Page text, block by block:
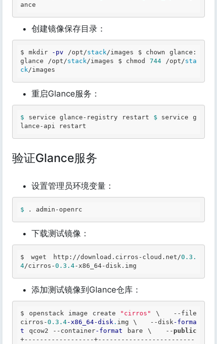
ance
创建镜像保存目录：
$ mkdir -pv /opt/stack/images $ chown glance:
glance /opt/stack/images $ chmod 744 /opt/sta
ck/images
重启Glance服务：
$ service glance-registry restart $ service g
lance-api restart
验证Glance服务
设置管理员环境变量：
$ . admin-openrc
下载测试镜像：
$ wget http://download .cirros -cloud .net/0.3 .
4/cirros-0.3 .4-x86_64-disk .img
添加测试镜像到Glance仓库：
$ openstack image create "cirros" \ -- file
cirros -0.3 .4-x86_64-disk . img \ --disk-forma
t qcow2 -- container-format bare \ -- public
+------------------+-------------------------